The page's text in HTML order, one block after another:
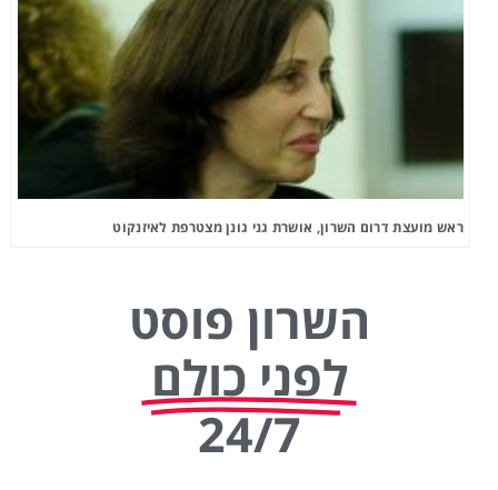
ראש מועצת דרום השרון, אושרת גני גונן מצטרפת לאיזנקוט
השרון פוסט
לפני כולם
24/7